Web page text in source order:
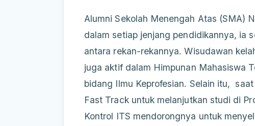
Alumni Sekolah Menengah Atas (SMA)
dalam setiap jenjang pendidikannya, ia
antara rekan-rekannya. Wisudawan
juga aktif dalam Himpunan Mahasiswa
bidang Ilmu Keprofesian. Selain itu,
Fast Track untuk melanjutkan studi di
Kontrol ITS mendorongnya untuk